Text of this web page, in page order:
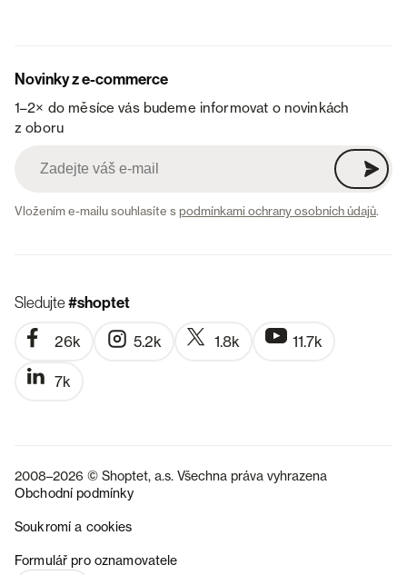
Novinky z e-commerce
1–2× do měsíce vás budeme informovat o novinkách
z oboru
Vložením e-mailu souhlasíte spodmínkami ochrany osobních údajů.
Sledujte#shoptet
26k 5.2k 1.8k 11.7k
7k
2008–2026 © Shoptet, a.s. Všechna práva vyhrazena
Obchodní podmínky
Soukromí a cookies
Formulář pro oznamovatele